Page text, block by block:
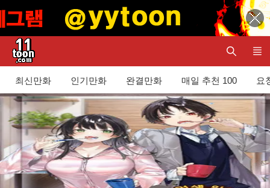
최신만화 인기만화 완결만화 매일 추천 100 요